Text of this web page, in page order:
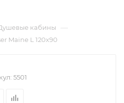
кабины —
Maine L 120х90
5501